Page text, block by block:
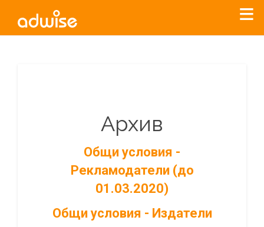
Архив
Общи условия -
Рекламодатели (до
01.03.2020)
Общи условия - Издатели